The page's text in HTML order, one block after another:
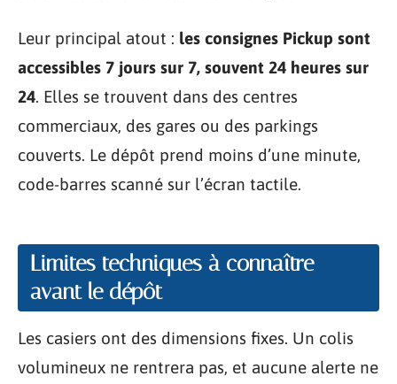
Leur principal atout : les consignes Pickup sont
accessibles 7 jours sur 7, souvent 24 heures sur
24. Elles se trouvent dans des centres
commerciaux, des gares ou des parkings
couverts. Le dépôt prend moins d’une minute,
code-barres scanné sur l’écran tactile.
Limites techniques à connaître
avant le dépôt
Les casiers ont des dimensions fixes. Un colis
volumineux ne rentrera pas, et aucune alerte ne